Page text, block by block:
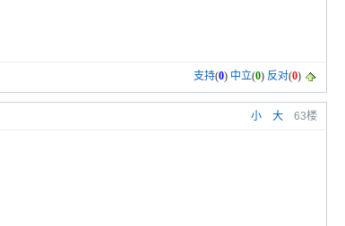
支持(0) 中立(0) 反对(0)
小 大 63楼